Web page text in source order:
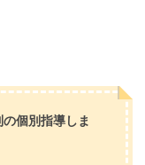
個別指導しま